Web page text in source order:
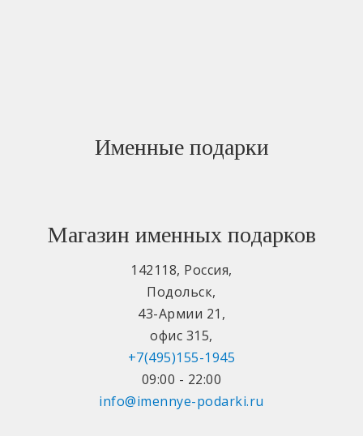
Именные подарки
Магазин именных подарков
142118, Россия,
Подольск,
43-Армии 21 ,
офис 315,
+7(495)155-1945
09:00 - 22:00
info@imennye-podarki.ru